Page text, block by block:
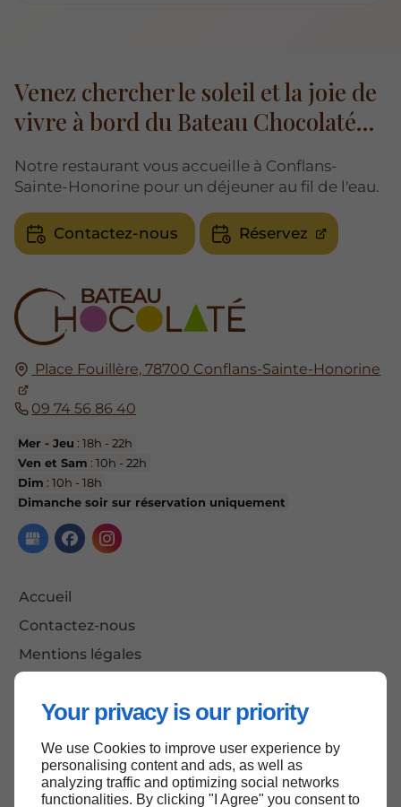
Your privacy is our priority
We use Cookies to improve user experience by
personalising content and ads, as well as
analyzing traffic and optimizing social networks
functionalities. By clicking "I Agree" you consent to
Place Fouillère, 78700 Conflans-Sainte-Honorine
09 74 56 86 40
Mer - Jeu : 18h - 22h
Ven et Sam : 10h - 22h
Dim : 10h - 18h
Dimanche soir sur réservation uniquement
Accueil
Contactez-nous
Mentions légales
Venez chercher le soleil et la joie de
vivre à bord du Bateau Chocolaté...
Notre restaurant vous accueille à Conflans-
Sainte-Honorine pour un déjeuner au fil de l'eau.
Contactez-nous Réservez
Haut de page